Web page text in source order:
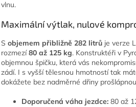
vlnu.
Maximální výtlak, nulové
S objemem přibližně 282 litrů je verze
rozmezí80 až 125 kg. Konstruktéři v
objemnou špičku, která vás
zádí. I s vyšší tělesnou hmotností tak
dokážete bez nadměrné dřiny
Doporučená váha jezdce: 80 až